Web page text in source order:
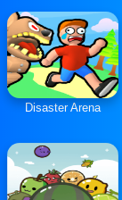
Disaster Arena